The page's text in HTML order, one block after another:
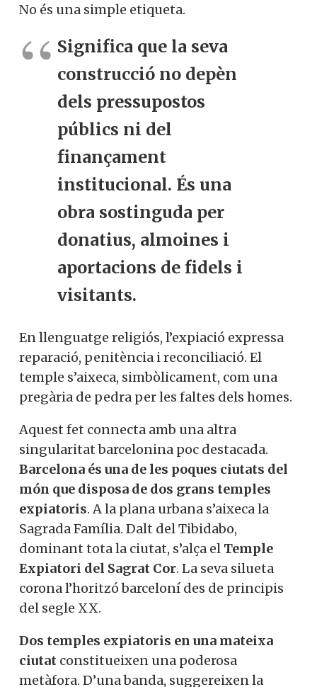
No és una simple etiqueta.
Significa que la seva
construcció no depèn
dels pressupostos
públics ni del
finançament
institucional. És una
obra sostinguda per
donatius, almoines i
aportacions de fidels i
visitants.
En llenguatge religiós, l’expiació expressa
reparació, penitència i reconciliació. El
temple s’aixeca, simbòlicament, com una
pregària de pedra per les faltes dels homes.
Aquest fet connecta amb una altra
singularitat barcelonina poc destacada.
Barcelona és una de les poques ciutats del
món que disposa de dos grans temples
expiatoris. A la plana urbana s’aixeca la
Sagrada Família. Dalt del Tibidabo,
dominant tota la ciutat, s’alça el Temple
Expiatori del Sagrat Cor. La seva silueta
corona l’horitzó barceloní des de principis
del segle XX.
Dos temples expiatoris en una mateixa
ciutat constitueixen una poderosa
metàfora. D’una banda, suggereixen la